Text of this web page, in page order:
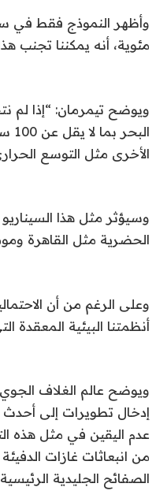
مئوية، أنه يمكننا تجنب
ويوضح تيمرمان: “إذا لم
الأخرى مثل التوسع
وسيؤثر مثل هذا
الحضرية مثل القاهرة
وعلى الرغم من أن
أنظمتنا البيئية المعقدة
ويوضح عالم الغلاف
إدخال تطويرات إلى
عدم اليقين في مثل هذه
من انبعاثات غازات
الصفائح الجليدية الرئيسية